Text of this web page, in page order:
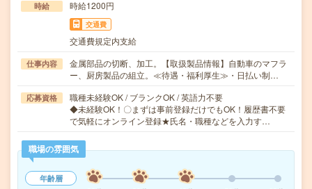
時給 時給1200円
交通費
交通費規定内支給
仕事内容
金属部品の切断、加工。【取扱製品情報】自動車のマフラ
ー、厨房製品の組立。≪待遇・福利厚生≫・日払い制…
応募資格
職種未経験OK / ブランクOK / 英語力不要
◆未経験OK！〇まずは事前登録だけでもOK！履歴書不要
で気軽にオンライン登録★氏名・職種などを入力す…
職場の雰囲気
年齢層